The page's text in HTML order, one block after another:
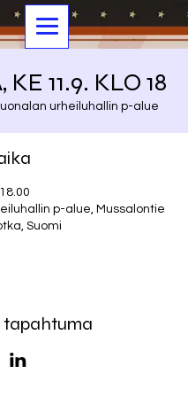
KE 11.9. KLO 18
urheiluhallin p-alue
p-alue, Mussalontie
Suomi